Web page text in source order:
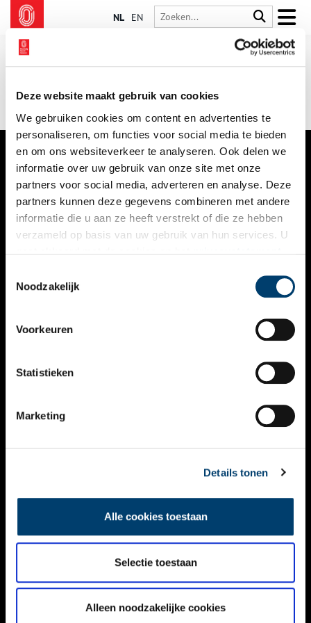
Deze website maakt gebruik van cookies
We gebruiken cookies om content en advertenties te
personaliseren, om functies voor social media te bieden
en om ons websiteverkeer te analyseren. Ook delen we
informatie over uw gebruik van onze site met onze
partners voor social media, adverteren en analyse. Deze
partners kunnen deze gegevens combineren met andere
informatie die u aan ze heeft verstrekt of die ze hebben
verzameld op basis van uw gebruik van hun services. U
Noodzakelijk
Voorkeuren
Statistieken
Marketing
Details tonen
Alle cookies toestaan
Selectie toestaan
Alleen noodzakelijke cookies
NL EN
VERHALEN
NIEUWS
KALENDER
ACTIVITEITEN
NIEUWSBRIEF
DISCLAIMER
TOEGANKELIJKHEID
Volg ONH op social media